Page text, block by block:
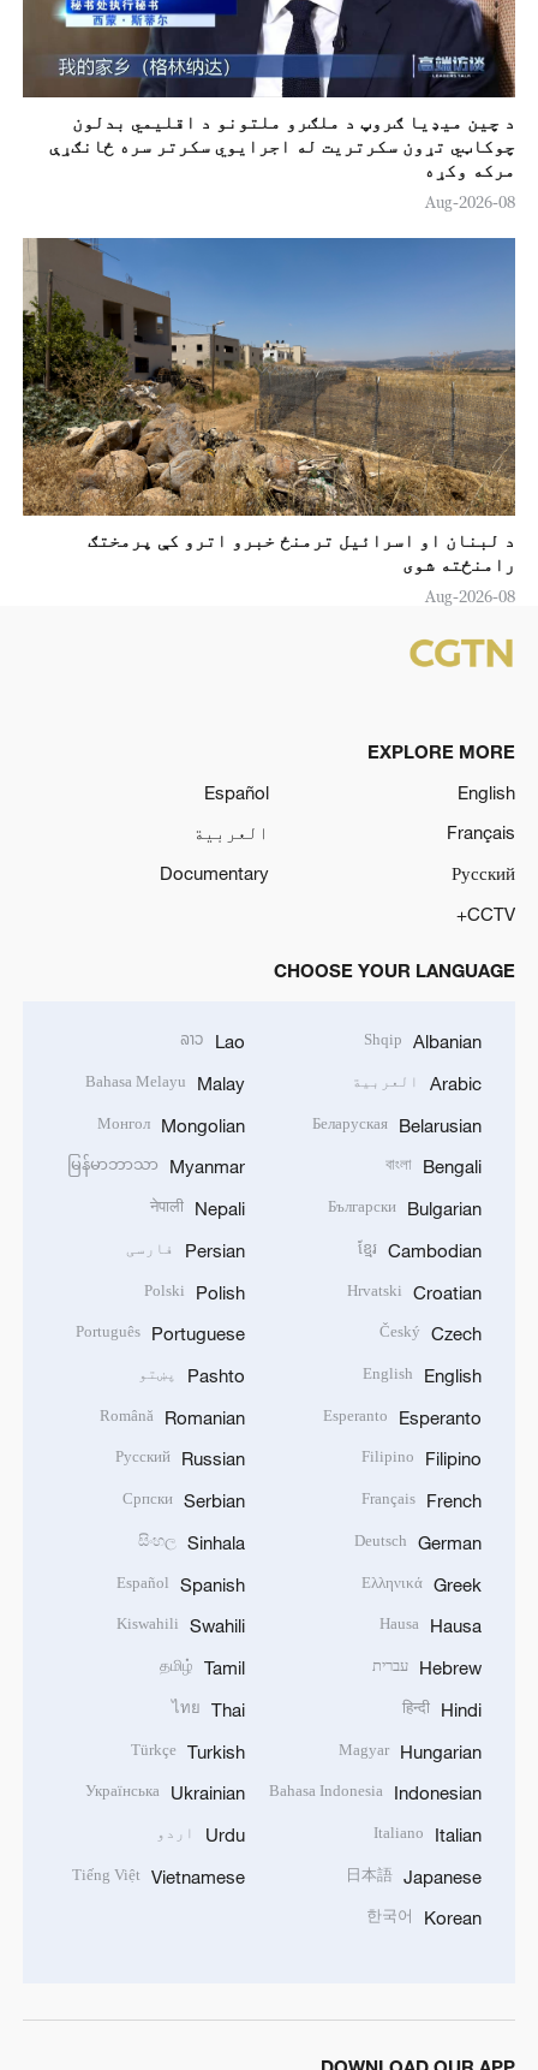
د چين ميډيا ګروپ د ملګرو ملتونو د اقلیمي بدلون
چوکاټي تړون سکرتريت له اجرایوي سکرتر سره ځانګړې
مرکه وکړه
08-Aug-2026
د لبنان او اسرائیل ترمنځ خبرو اترو کې پرمختګ
رامنځته شوی
08-Aug-2026
EXPLORE MORE
English
Español
Français
العربية
Русский
Documentary
CCTV+
CHOOSE YOUR LANGUAGE
Albanian
Shqip
Arabic العربية
Belarusian
Беларуская
Bengali
বাংলা
Bulgarian
Български
Cambodian
ខ្មែរ
Croatian
Hrvatski
Czech
Český
English
English
Esperanto
Esperanto
Filipino
Filipino
French
Français
German
Deutsch
Greek
Ελληνικά
Hausa
Hausa
Hebrew עברית
Hindi
हिन्दी
Hungarian
Magyar
Indonesian
Bahasa Indonesia
Italian
Italiano
Japanese
日本語
Korean
한국어
Lao
ລາວ
Malay
Bahasa Melayu
Mongolian
Монгол
Myanmar
မြန်မာဘာသာ
Nepali
नेपाली
Persian فارسی
Polish
Polski
Portuguese
Português
Pashto پښتو
Romanian
Română
Russian
Русский
Serbian
Српски
Sinhala
සිංහල
Spanish
Español
Swahili
Kiswahili
Tamil
தமிழ்
Thai
ไทย
Turkish
Türkçe
Ukrainian
Українська
Urdu اردو
Vietnamese
Tiếng Việt